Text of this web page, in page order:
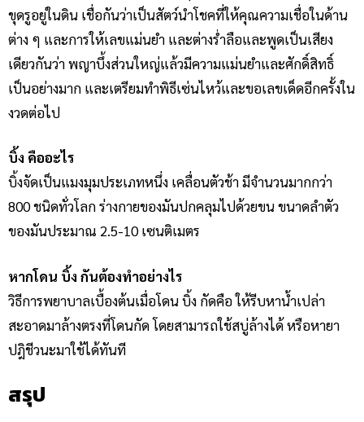
ขุดรูอยู่ในดิน เชื่อกันว่าเป็นสัตว์นำโชคที่ให้คุณความเชื่อในด้าน
ต่าง ๆ และการให้เลขแม่นยำ และต่างร่ำลือและพูดเป็นเสียง
เดียวกันว่า พญาบึ้งส่วนใหญ่แล้วมีความแม่นยำและศักดิ์สิทธิ์
เป็นอย่างมาก และเตรียมทำพิธีเซ่นไหว้และขอเลขเด็ดอีกครั้งใน
งวดต่อไป
บิ้ง คืออะไร
บิ้งจัดเป็นแมงมุมประเภทหนึ่ง เคลื่อนตัวช้า มีจำนวนมากกว่า
800 ชนิดทั่วโลก ร่างกายของมันปกคลุมไปด้วยขน ขนาดลำตัว
ของมันประมาณ 2.5-10 เซนติเมตร
หากโดน บิ้ง กันต้องทำอย่างไร
วิธีการพยาบาลเบื้องต้นเมื่อโดน บิ้ง กัดคือ ให้รีบหาน้ำเปล่า
สะอาดมาล้างตรงที่โดนกัด โดยสามารถใช้สบู่ล้างได้ หรือหายา
ปฎิชีวนะมาใช้ได้ทันที
สรุป